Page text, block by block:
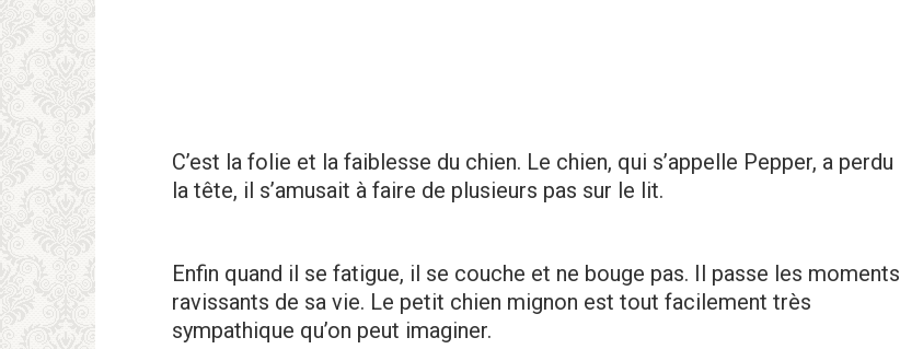
C’est la folie et la faiblesse du chien. Le chien, qui s’appelle Pepper, a perdu
la tête, il s’amusait à faire de plusieurs pas sur le lit.
Enfin quand il se fatigue, il se couche et ne bouge pas. Il passe les moments
ravissants de sa vie. Le petit chien mignon est tout facilement très
sympathique qu’on peut imaginer.